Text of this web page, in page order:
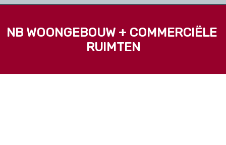
NB WOONGEBOUW + COMMERCIËLE
RUIMTEN